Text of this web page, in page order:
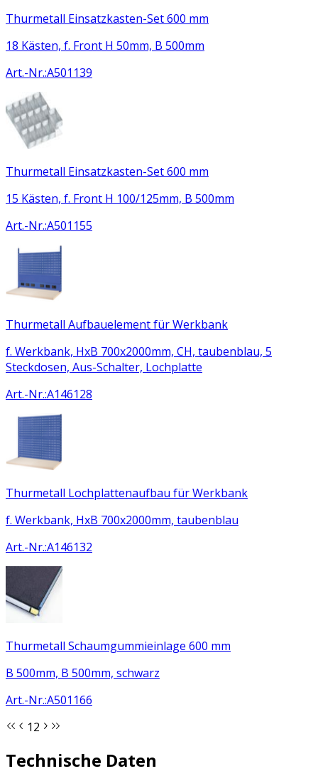
Thurmetall Einsatzkasten-Set 600 mm
18 Kästen, f. Front H 50mm, B 500mm
Art.-Nr.:A501139
Thurmetall Einsatzkasten-Set 600 mm
15 Kästen, f. Front H 100/125mm, B 500mm
Art.-Nr.:A501155
Thurmetall Aufbauelement für Werkbank
f. Werkbank, HxB 700x2000mm, CH, taubenblau, 5
Steckdosen, Aus-Schalter, Lochplatte
Art.-Nr.:A146128
Thurmetall Lochplattenaufbau für Werkbank
f. Werkbank, HxB 700x2000mm, taubenblau
Art.-Nr.:A146132
Thurmetall Schaumgummieinlage 600 mm
B 500mm, B 500mm, schwarz
Art.-Nr.:A501166
12
Technische Daten